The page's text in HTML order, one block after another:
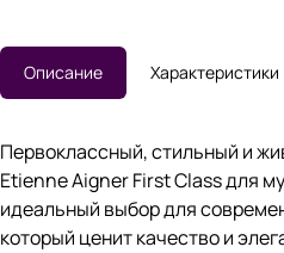
Описание Характеристики
Первоклассный, стильный и
Etienne Aigner First Class для
идеальный выбор для
который ценит качество и